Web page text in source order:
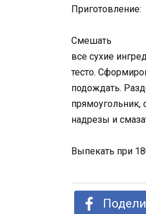
Приготовление:
Смешать
все сухие
тесто.
подождать.
прямоугольник,
надрезы и
Выпекать при